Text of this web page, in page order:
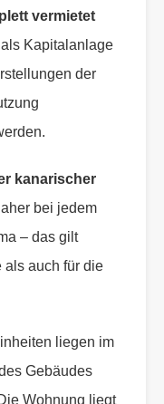
vermietet
Kapitalanlage
der
kanarischer
bei jedem
– das gilt
als auch für die
liegen im
Gebäudes
Wohnung liegt